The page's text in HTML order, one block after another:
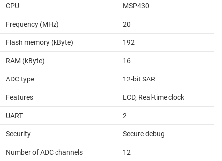
CPU MSP430
Frequency (MHz) 20
Flash memory (kByte) 192
RAM (kByte) 16
ADC type 12-bit SAR
Features LCD, Real-time clock
UART 2
Security Secure debug
Number of ADC channels 12